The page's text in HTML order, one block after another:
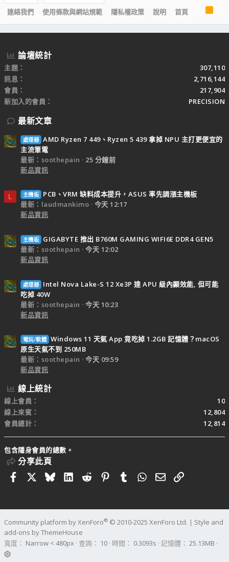
連絡我們
使用條款與網站規範 隱私權政策 說明 首頁
S
論壇統計
主題
307,110
訊息
2,716,144
會員
217,904
新加入的會員
PRECISION
最新文章
處理器 AMD Ryzen 7 449、Ryzen 5 439 拿掉 NPU 主打更便宜的
主流筆電
最新：soothepain
25 分鐘前
新品資訊
L 主機板
PCB、VRM 缺料成本提升，ASUS 率先調漲主機板
最新：laudmankimo
今天 12:17
新品資訊
主機板
GIGABYTE 推出 B760M GAMING WIFI6E DDR4 GEN5
最新：soothepain
今天 12:02
新品資訊
處理器
Intel Nova Lake-S 12 Xe3P 達 APU 級內顯效能, 但可能
吃掉 40W
最新：soothepain
今天 10:23
新品資訊
電玩/軟體 Windows 11 天氣 App 竟吃掉 1.2GB 記憶體？macOS
原生天氣不到 250MB
最新：soothepain
今天 09:59
新品資訊
線上統計
線上會員
10
線上來賓
12,804
會員總計
12,814
包含隱身會員的總數。
分享此頁
FacebookBlueskyLinkedIn
RedditPinterestTumblrWhatsApp
電子郵件
連結
Community platform by XenForo® © 2010-2025 XenForo Ltd. | Style and
add-ons by ThemeHouse
寬度
查詢 10 時間 0.3093s 記憶體 25.13MB